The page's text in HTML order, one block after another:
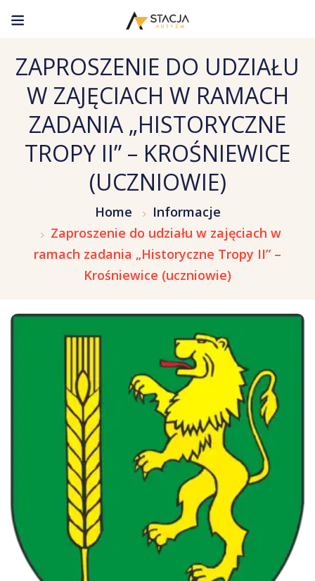
ZAPROSZENIE DO UDZIAŁU
W ZAJĘCIACH W RAMACH
ZADANIA „HISTORYCZNE
TROPY II” – KROŚNIEWICE
(UCZNIOWIE)
Home
Informacje
Zaproszenie do udziału w zajęciach w
ramach zadania „Historyczne Tropy II” –
Krośniewice (uczniowie)